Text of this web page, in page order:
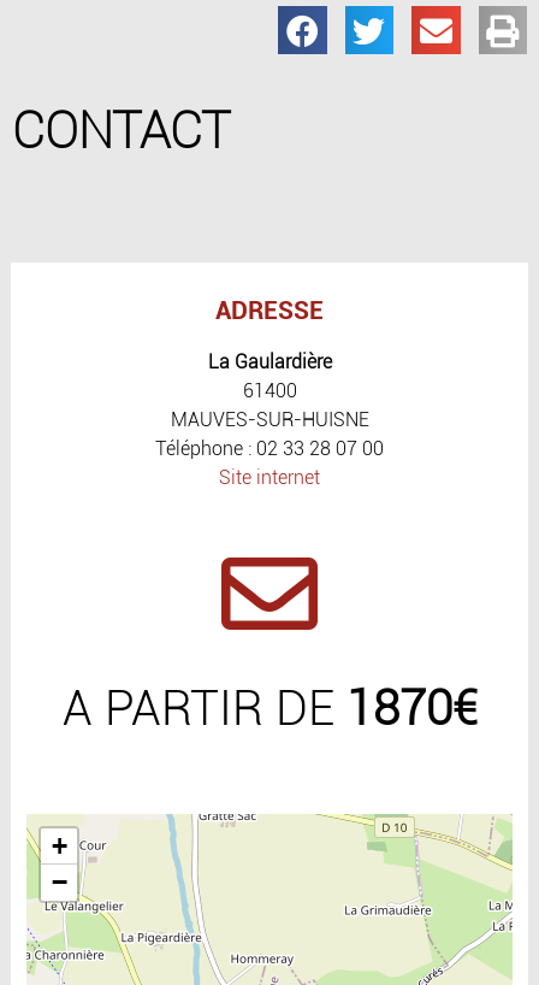
CONTACT
ADRESSE
La Gaulardière
61400
MAUVES-SUR-HUISNE
Téléphone : 02 33 28 07 00
Site internet
A PARTIR DE 1870€
Include la carte
+
−